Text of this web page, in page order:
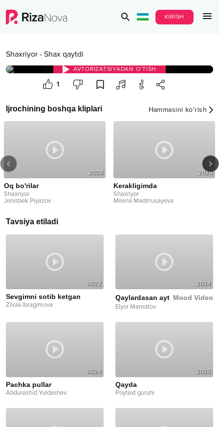
KIRISH
Shaxriyor - Shax qaytdi
AVTORIZATSIYADAN O‘TISH
1
Ijrochining boshqa kliplari Hammasini ko‘rish
2026
Oq bo'rilar
Shaxriyor
Jenisbek Piyazov
2024
Kerakligimda
Shaxriyor
Milena Madmusayeva
Tavsiya etiladi
2022
Sevgimni sotib ketgan
Zilola Ibragimova
2024
Qaylardasan ayt Mood Video
Elyor Mamatov
2024
Pachka pullar
Abdurashid Yuldashev
2025
Qayda
Poytaxt guruhi